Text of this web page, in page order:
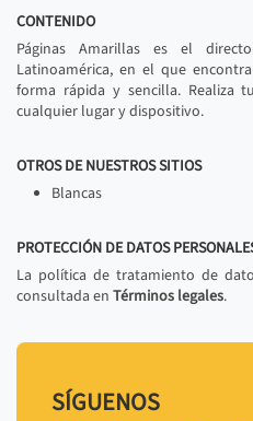
CONTENIDO
Páginas Amarillas es el
Latinoamérica, en el que
forma rápida y sencilla. Realiza
cualquier lugar y dispositivo.
OTROS DE NUESTROS SITIOS
Blancas
PROTECCIÓN DE DATOS
La política de tratamiento de
consultada en Términos legales.
SÍGUENOS